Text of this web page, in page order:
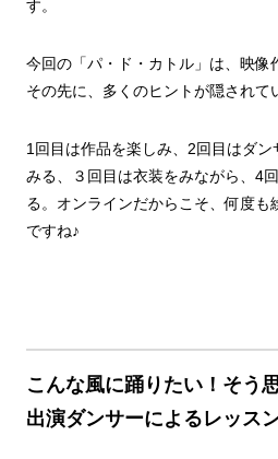
す。
今回の「パ・ド・カトル」は、映像
その先に、多くのヒントが隠されて
1回目は作品を楽しみ、2回目はダ
みる、３回目は衣装をみながら、4
る。オンラインだからこそ、何度も
ですね♪
こんな風に踊りたい！そう
出演ダンサーによるレッス